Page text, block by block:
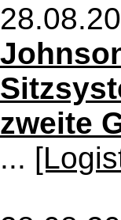
zweite
...